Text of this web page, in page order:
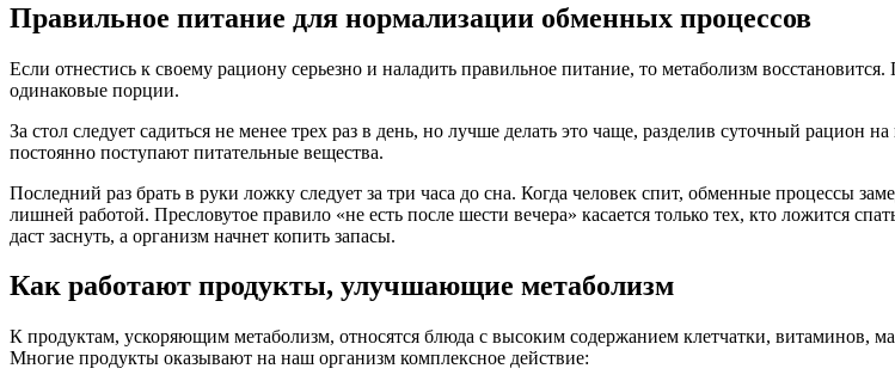
Правильное питание для нормализации обменных процессов
Если отнестись к своему рациону серьезно и наладить правильное питание, то метаболизм
одинаковые порции.
За стол следует садиться не менее трех раз в день, но лучше делать это чаще, разделив суточный
постоянно поступают питательные вещества.
Последний раз брать в руки ложку следует за три часа до сна. Когда человек спит, обменные процессы
лишней работой. Пресловутое правило «не есть после шести вечера» касается только тех, кто ложится
даст заснуть, а организм начнет копить запасы.
Как работают продукты, улучшающие метаболизм
К продуктам, ускоряющим метаболизм, относятся блюда с высоким содержанием клетчатки, витаминов,
Многие продукты оказывают на наш организм комплексное действие: